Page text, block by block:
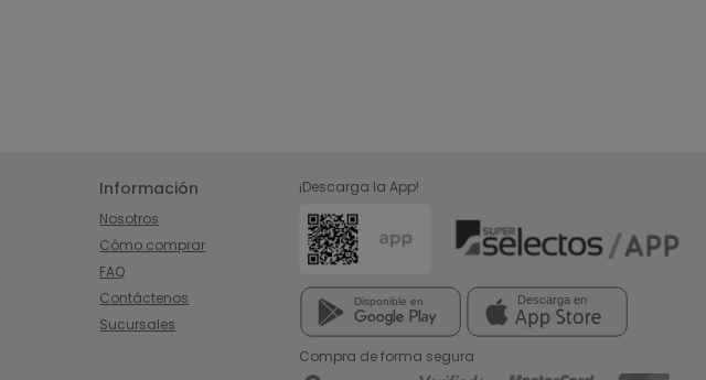
Información
Nosotros
Cómo comprar
FAQ
Contáctenos
Sucursales
¡Descarga la App!
Compra de forma segura